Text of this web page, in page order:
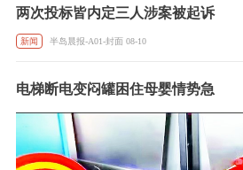
两次投标皆内定三人涉案被起诉
新闻 半岛晨报-A01-封面 08-10
电梯断电变闷罐困住母婴情势急